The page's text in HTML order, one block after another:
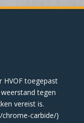
HVOF toegepast
tegen
vereist is.
carbide/)